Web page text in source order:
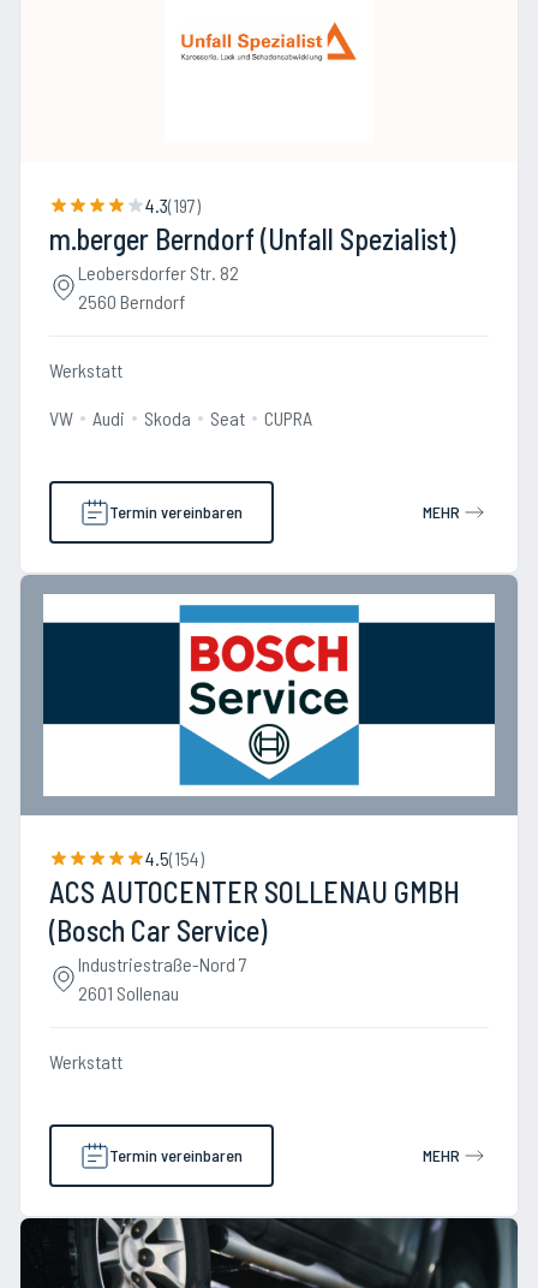
4.3(197)
m.berger Berndorf (Unfall Spezialist)
Leobersdorfer Str. 82
2560 Berndorf
Werkstatt
VW Audi Skoda Seat CUPRA
Termin vereinbaren MEHR
4.5(154)
ACS AUTOCENTER SOLLENAU GMBH
(Bosch Car Service)
Industriestraße-Nord 7
2601 Sollenau
Werkstatt
Termin vereinbaren MEHR